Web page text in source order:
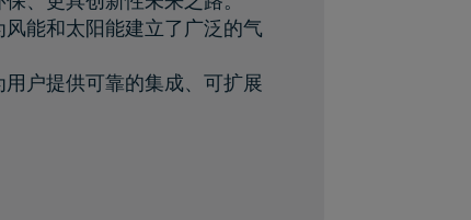
能和太阳能建立了广泛的气
户提供可靠的集成、可扩展